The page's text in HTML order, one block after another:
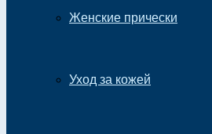
Женские прически
Уход за кожей